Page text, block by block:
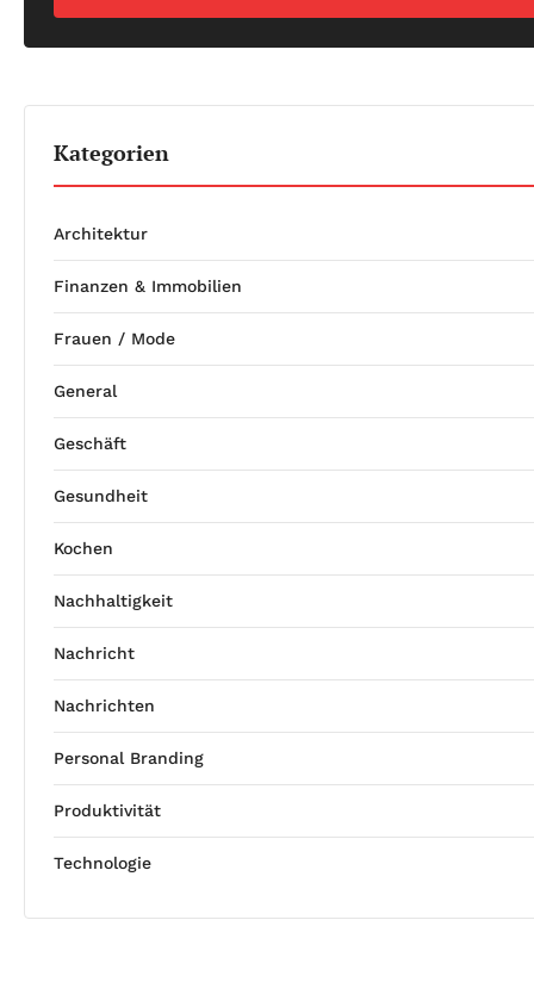
Kategorien
Architektur
Finanzen & Immobilien
Frauen / Mode
General
Geschäft
Gesundheit
Kochen
Nachhaltigkeit
Nachricht
Nachrichten
Personal Branding
Produktivität
Technologie